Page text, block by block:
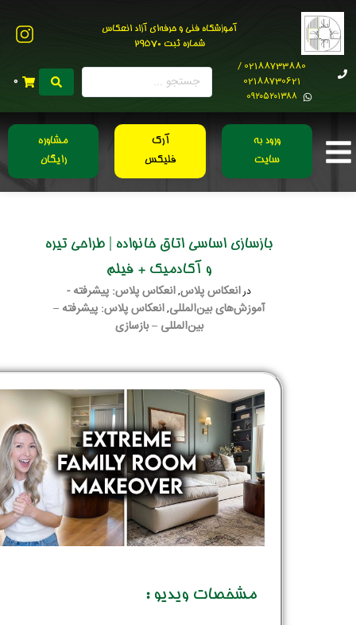
آموزشگاه فنی و حرفه‌ای آزاد انعکاس
شماره ثبت 29570
02188733880 /
02188730621
0۹۲۰۵۲۰۱۳۸۸
0
ورود به
سایت
آرک
فلیکس
مشاوره
رایگان
بازسازی اساسی اتاق خانواده | طراحی تیره
و آکادمیک + فیلم
درانعکاس پلاس,انعکاس پلاس: پیشرفته -
آموزش‌های بین‌المللی,انعکاس پلاس: پیشرفته –
بین‌المللی – بازسازی
مشخصات ویدیو :